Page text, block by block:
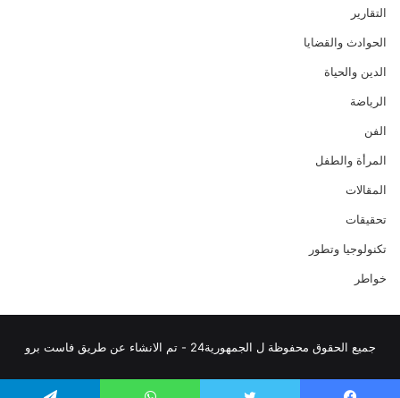
التقارير
الحوادث والقضايا
الدين والحياة
الرياضة
الفن
المرأة والطفل
المقالات
تحقيقات
تكنولوجيا وتطور
خواطر
جميع الحقوق محفوظة ل الجمهورية24 - تم الانشاء عن طريق فاست برو